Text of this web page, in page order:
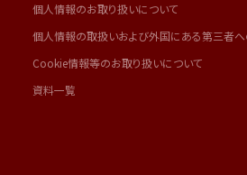
個人情報のお取り扱いについて
個人情報の取扱いおよび外国にある第三者
Cookie情報等のお取り扱いについて
資料一覧